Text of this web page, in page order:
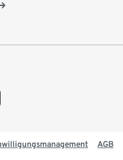
AGB